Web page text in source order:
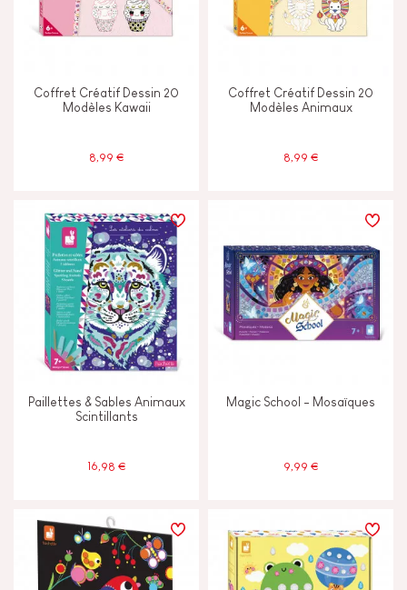
Coffret Créatif Dessin 20
Modèles Kawaii
8,99 €
Coffret Créatif Dessin 20
Modèles Animaux
8,99 €
Paillettes & Sables Animaux
Scintillants
16,98 €
Magic School - Mosaïques
9,99 €